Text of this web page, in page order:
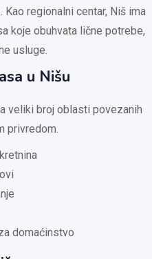
regionalni centar, Niš ima
koje obuhvata lične potrebe,
usluge.
u Nišu
veliki broj oblasti povezanih
privredom.
domaćinstvo